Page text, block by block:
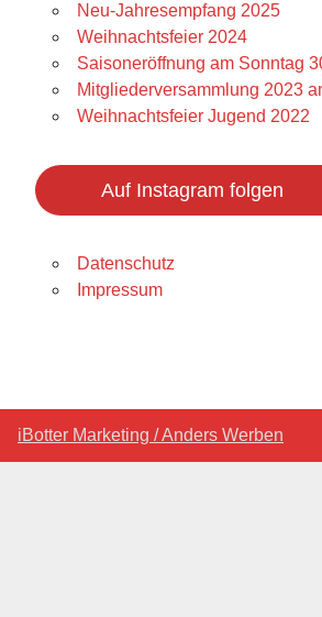
Neu-Jahresempfang 2025
Weihnachtsfeier 2024
Saisoneröffnung am Sonntag
Mitgliederversammlung 2023
Weihnachtsfeier Jugend 2022
Auf Instagram folgen
Datenschutz
Impressum
iBotter Marketing / Anders Werben